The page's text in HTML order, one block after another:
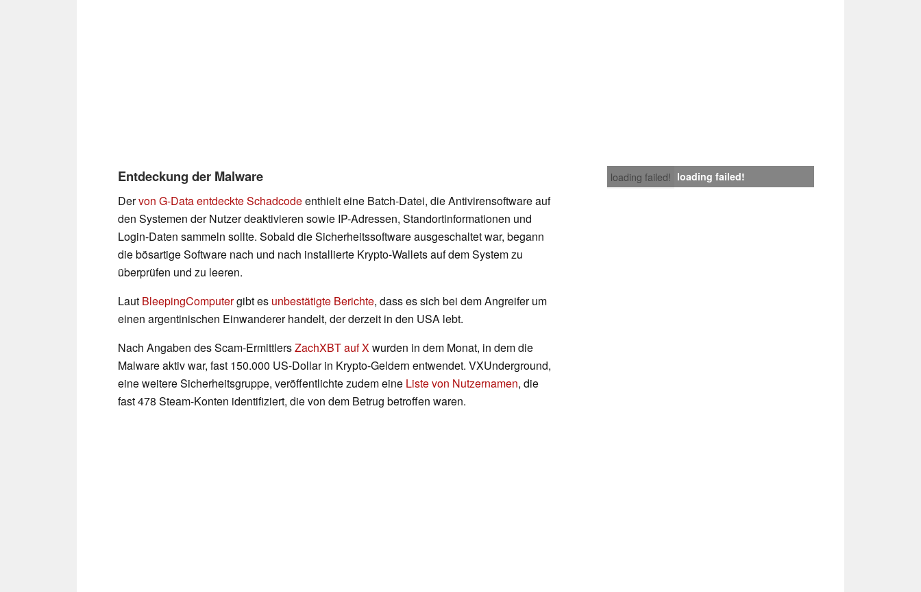
loading failed! loading failed!
Entdeckung der Malware
Dervon G-Data entdeckte Schadcodeenthielt eine Batch-Datei, die Antivirensoftware auf
den Systemen der Nutzer deaktivieren sowie IP-Adressen, Standortinformationen und
Login-Daten sammeln sollte. Sobald die Sicherheitssoftware ausgeschaltet war, begann
die bösartige Software nach und nach installierte Krypto-Wallets auf dem System zu
überprüfen und zu leeren.
Laut BleepingComputergibt es unbestätigte Berichte, dass es sich bei dem Angreifer um
einen argentinischen Einwanderer handelt, der derzeit in den USA lebt.
Nach Angaben des Scam-ErmittlersZachXBT auf Xwurden in dem Monat, in dem die
Malware aktiv war, fast 150.000 US-Dollar in Krypto-Geldern entwendet. VXUnderground,
eine weitere Sicherheitsgruppe, veröffentlichte zudem eine Liste von Nutzernamen, die
fast 478 Steam-Konten identifiziert, die von dem Betrug betroffen waren.